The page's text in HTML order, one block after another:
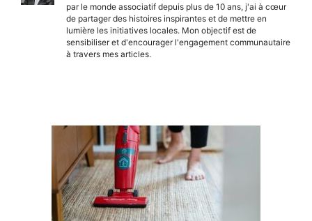
par le monde associatif depuis plus de 10 ans, j'ai à cœur
de partager des histoires inspirantes et de mettre en
lumière les initiatives locales. Mon objectif est de
sensibiliser et d'encourager l'engagement communautaire
à travers mes articles.